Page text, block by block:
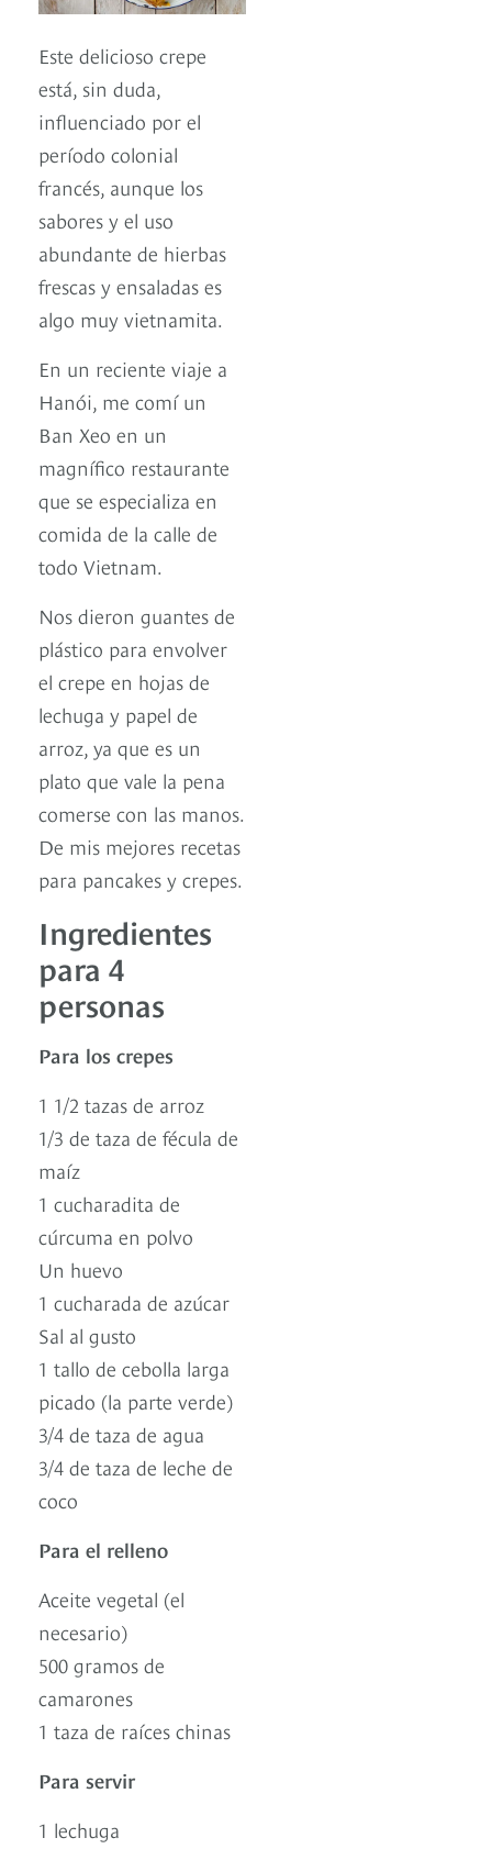
Este delicioso crepe
está, sin duda,
influenciado por el
período colonial
francés, aunque los
sabores y el uso
abundante de hierbas
frescas y ensaladas es
algo muy vietnamita.
En un reciente viaje a
Hanói, me comí un
Ban Xeo en un
magnífico restaurante
que se especializa en
comida de la calle de
todo Vietnam.
Nos dieron guantes de
plástico para envolver
el crepe en hojas de
lechuga y papel de
arroz, ya que es un
plato que vale la pena
comerse con las manos.
De mis mejores recetas
para pancakes y crepes.
Ingredientes
para 4
personas
Para los crepes
1 1/2 tazas de arroz
1/3 de taza de fécula de
maíz
1 cucharadita de
cúrcuma en polvo
Un huevo
1 cucharada de azúcar
Sal al gusto
1 tallo de cebolla larga
picado (la parte verde)
3/4 de taza de agua
3/4 de taza de leche de
coco
Para el relleno
Aceite vegetal (el
necesario)
500 gramos de
camarones
1 taza de raíces chinas
Para servir
1 lechuga